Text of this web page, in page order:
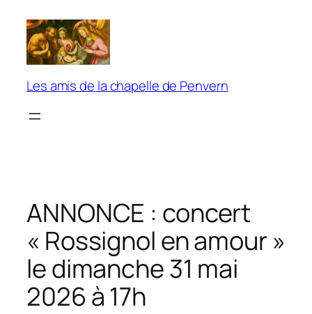
contenu
Les amis de la chapelle de Penvern
ANNONCE : concert
« Rossignol en amour »
le dimanche 31 mai
2026 à 17h